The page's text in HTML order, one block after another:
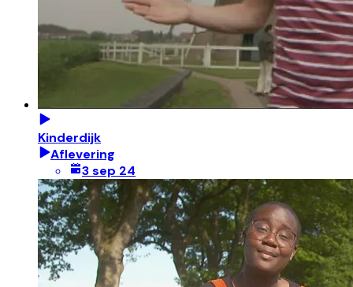
Kinderdijk
Aflevering
3 sep 24